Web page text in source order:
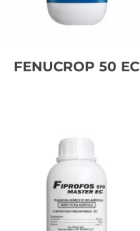
FENUCROP 50 EC